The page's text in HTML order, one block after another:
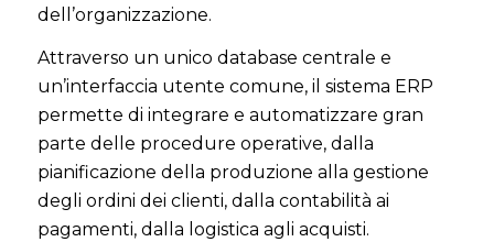
dell’organizzazione.
Attraverso un unico database centrale e
un’interfaccia utente comune, il sistema ERP
permette di integrare e automatizzare gran
parte delle procedure operative, dalla
pianificazione della produzione alla gestione
degli ordini dei clienti, dalla contabilità ai
pagamenti, dalla logistica agli acquisti.